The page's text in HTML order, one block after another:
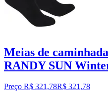
Meias de
RANDY SUN
Preço R$ 321,78R$ 321 ,78